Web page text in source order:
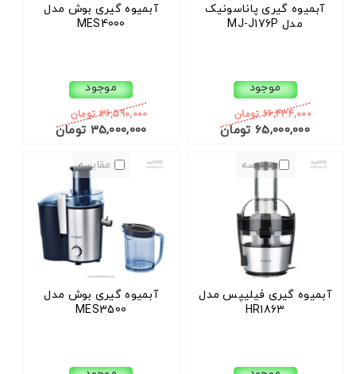
آبمیوه گیری پاناسونیک
مدل MJ-J176P
موجود
66,434,000 تومان
65,000,000 تومان
آبمیوه گیری بوش مدل
MES4000
موجود
36,590,000 تومان
35,000,000 تومان
مقایسه
آبمیوه گیری فیلیپس مدل
HR1863
مقایسه
آبمیوه گیری بوش مدل
MES3500